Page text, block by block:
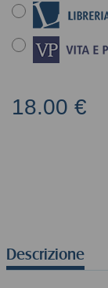
18.00 €
Descrizione